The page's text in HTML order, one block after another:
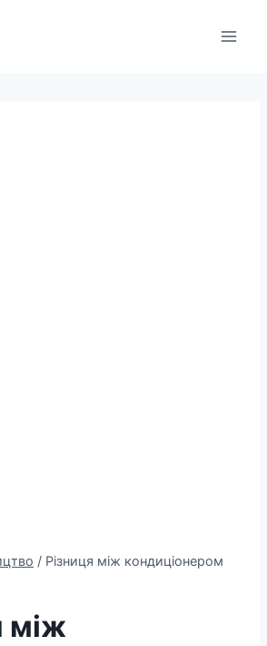
/ Різниця між кондиціонером
між